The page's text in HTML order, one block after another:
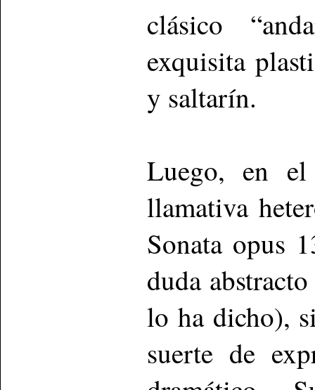
clásico
exquisita
y saltarín.
Luego, en
llamativa
Sonata opus
duda
lo ha dicho),
suerte de